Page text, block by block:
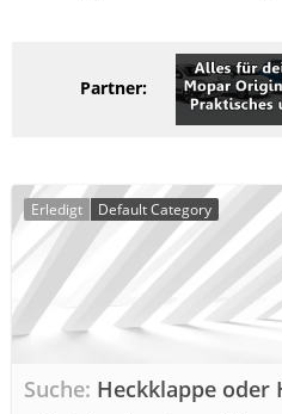
Partner:
Erledigt Default Category
Suche Heckklappe oder